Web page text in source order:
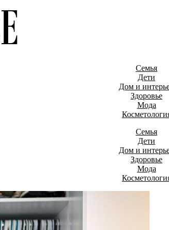
Семья
Дети
Дом и
Здоровье
Мода
Семья
Дети
Дом и
Здоровье
Мода